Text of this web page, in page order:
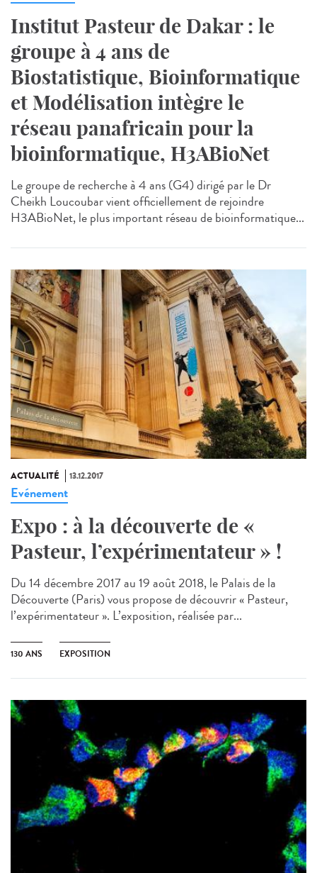
Institut Pasteur de Dakar : le
groupe à 4 ans de
Biostatistique, Bioinformatique
et Modélisation intègre le
réseau panafricain pour la
bioinformatique, H3ABioNet
Le groupe de recherche à 4 ans (G4) dirigé par le Dr
Cheikh Loucoubar vient officiellement de rejoindre
H3ABioNet, le plus important réseau de bioinformatique...
ACTUALITÉ 13.12.2017
Evénement
Expo : à la découverte de «
Pasteur, l’expérimentateur » !
Du 14 décembre 2017 au 19 août 2018, le Palais de la
Découverte (Paris) vous propose de découvrir « Pasteur,
l’expérimentateur ». L’exposition, réalisée par...
130 ANS EXPOSITION